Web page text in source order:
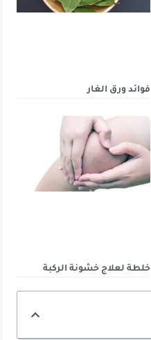
فوائد ورق الغار
خلطة لعلاج خشونة الركبة